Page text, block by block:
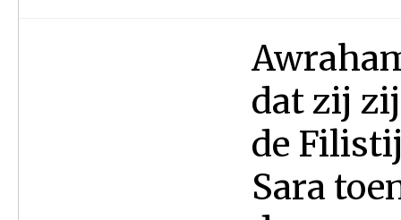
dat zij
de
Sara